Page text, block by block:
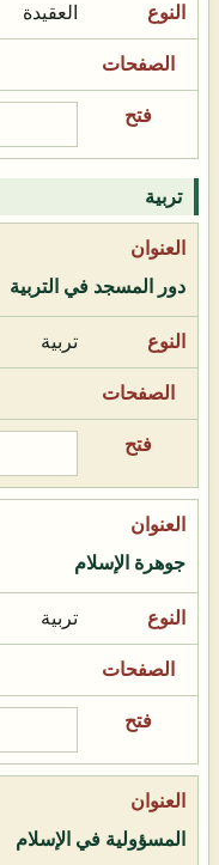
العقيدة
تربية
دور المسجد في التربية
تربية
جوهرة الإسلام
تربية
المسؤولية في الإسلام